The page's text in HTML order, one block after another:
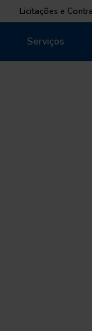
Licitações e
Serviços